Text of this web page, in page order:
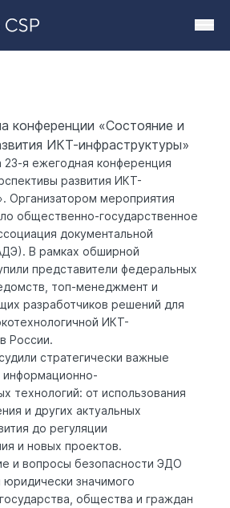
конференции «Состояние и
ИКТ-инфраструктуры»
я ежегодная конференция
развития ИКТ-
. Организатором мероприятия
общественно-государственное
документальной
В рамках обширной
представители федеральных
топ-менеджмент и
разработчиков решений для
ИКТ-
России.
стратегически важные
технологий: от использования
и других актуальных
до регуляции
и новых проектов.
и вопросы безопасности ЭДО
значимого
общества и граждан